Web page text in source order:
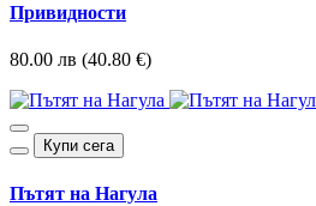
Привидности
80.00 лв (40.80 €)
Купи сега
Пътят на Нагула